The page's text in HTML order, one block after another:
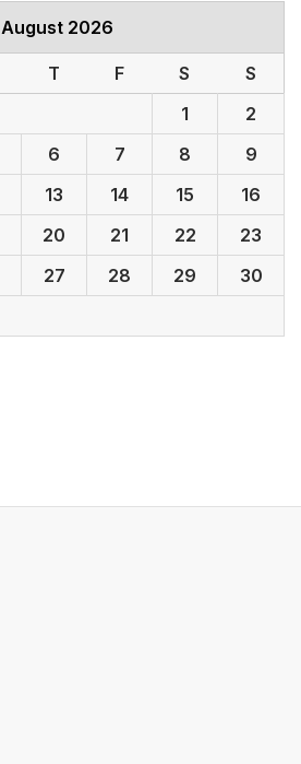
August 2026
T F S
S
1
2
6 7 8
9
13 14 15
16
20 21 22
23
27 28 29
30